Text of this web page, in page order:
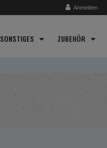
Anmelden
SONSTIGES ZUBEHÖR